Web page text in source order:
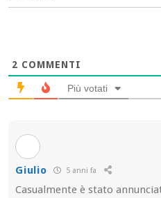
2 COMMENTI
Più votati
Giulio 5 anni fa
Casualmente è stato